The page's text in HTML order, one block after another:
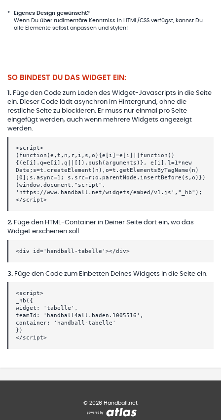
*
Eigenes Design gewünscht?
Wenn Du über rudimentäre Kenntniss in HTML/CSS verfügst, kannst Du
alle Elemente selbst anpassen und stylen!
SO BINDEST DU DAS WIDGET EIN:
1 . Füge den Code zum Laden des Widget-Javascripts in die Seite
ein. Dieser Code lädt asynchron im Hintergrund, ohne die
restliche Seite zu blockieren. Er muss nur einmal pro Seite
eingefügt werden, auch wenn mehrere Widgets angezeigt
werden.
<script>
(function(e,t,n,r,i,s,o){e[i]=e[i]||function()
{(e[i].q=e[i].q||[]).push(arguments)}, e[i].l=1*new
Date;s=t.createElement(n),o=t.getElementsByTagName(n)
[0];s.async=1; s.src=r;o.parentNode.insertBefore(s,o)})
(window,document,"script",
'https://www.handball.net/widgets/embed/v1.js',"_hb");
</script>
2. Füge den HTML-Container in Deiner Seite dort ein, wo das
Widget erscheinen soll.
<div id='handball-tabelle'></div>
3. Füge den Code zum Einbetten Deines Widgets in die Seite ein.
<script>
_hb({
widget: 'tabelle',
teamId: 'handball4all.baden.1005516',
container: 'handball-tabelle'
})
</script>
© 2026 Handball.net